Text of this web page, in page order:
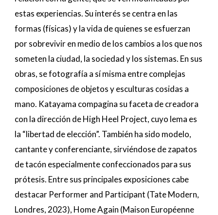
estas experiencias. Su interés se centra en las
formas (físicas) y la vida de quienes se esfuerzan
por sobrevivir en medio de los cambios a los que nos
someten la ciudad, la sociedad y los sistemas. En sus
obras, se fotografía a sí misma entre complejas
composiciones de objetos y esculturas cosidas a
mano. Katayama compagina su faceta de creadora
con la dirección deHigh Heel Project, cuyo lema es
la “libertad de elección”. También ha sido modelo,
cantante y conferenciante, sirviéndose de zapatos
de tacón especialmente confeccionados para sus
prótesis. Entre sus principales exposiciones cabe
destacar Performer and Participant (Tate Modern,
Londres, 2023), Home Again (Maison Européenne